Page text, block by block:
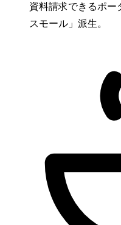
資料請求できるポー
スモール」派生。